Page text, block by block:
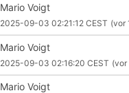
Mario Voigt
2025-09-03 02:21:12 CEST (vor
Mario Voigt
2025-09-03 02:16:20 CEST (vor
Mario Voigt